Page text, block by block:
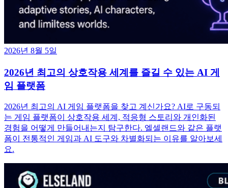
2026년 8월 5일
2026년 최고의 상호작용 세계를 즐길 수 있는 AI 게
임 플랫폼
2026년 최고의 AI 게임 플랫폼을 찾고 계신가요? AI로 구동되
는 게임 플랫폼이 상호작용 세계, 적응형 스토리와 개인화된
경험을 어떻게 만들어내는지 탐구한다. 엘셀랜드와 같은 플랫
폼이 전통적인 게임과 AI 도구와 차별화되는 이유를 알아보세
요.